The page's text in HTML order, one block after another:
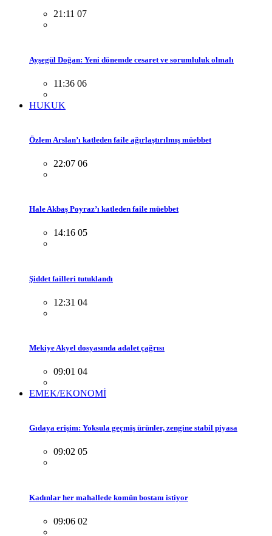
21:11 07
Ayşegül Doğan: Yeni dönemde cesaret ve sorumluluk olmalı
11:36 06
HUKUK
Özlem Arslan’ı katleden faile ağırlaştırılmış müebbet
22:07 06
Hale Akbaş Poyraz’ı katleden faile müebbet
14:16 05
Şiddet failleri tutuklandı
12:31 04
Mekiye Akyel dosyasında adalet çağrısı
09:01 04
EMEK/EKONOMİ
Gıdaya erişim: Yoksula geçmiş ürünler, zengine stabil piyasa
09:02 05
Kadınlar her mahallede komün bostanı istiyor
09:06 02